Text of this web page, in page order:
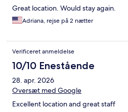
Great location. Would stay again.
Adriana, rejse på 2 nætter
Verificeret anmeldelse
10/10 Enestående
28. apr. 2026
Oversæt med Google
Excellent location and great staff